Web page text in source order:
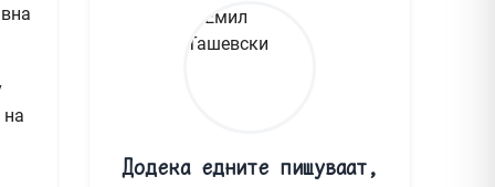
на
Додека едните пишуваат,